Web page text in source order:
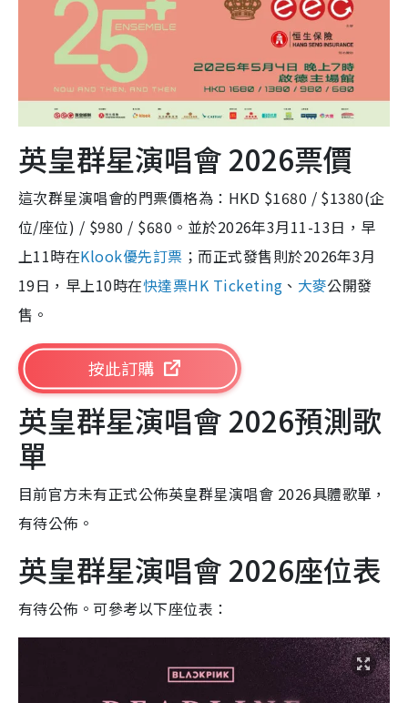
英皇群星演唱會 2026票價
這次群星演唱會的門票價格為：HKD $1680 / $1380(企
位/座位) / $980 / $680。並於2026年3月11-13日，早
上11時在Klook優先訂票 ；而正式發售則於2026年3月
19日，早上10時在快達票HK Ticketing 、 大麥公開發
售。
按此訂購
英皇群星演唱會 2026預測歌
單
目前官方未有正式公佈英皇群星演唱會 2026具體歌單，
有待公佈。
英皇群星演唱會 2026座位表
有待公佈。可參考以下座位表：